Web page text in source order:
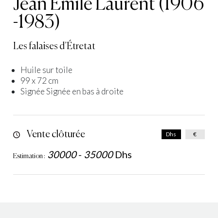
Jean Emile Laurent (1906
-1983)
Les falaises d’Étretat
Huile sur toile
99 x 72 cm
Signée Signée en bas à droite
Vente clôturée
Estimation : 30000- 35000 Dhs
Dhs €